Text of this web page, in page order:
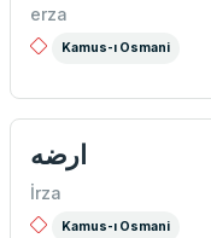
erza
Kamus-ı Osmani
ارضه
İrza
Kamus-ı Osmani